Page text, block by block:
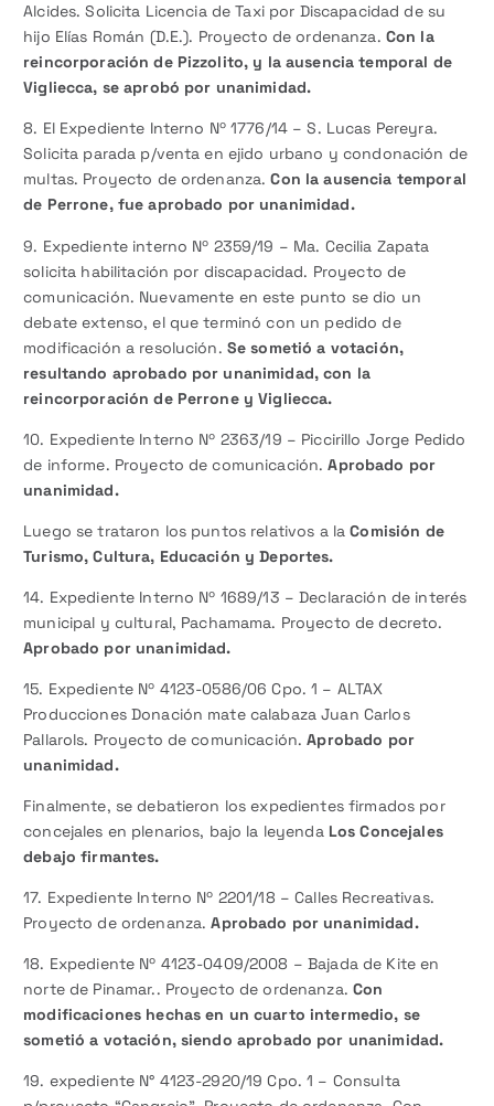
Alcides. Solicita Licencia de Taxi por Discapacidad de su
hijo Elías Román (D.E.). Proyecto de ordenanza. Con la
reincorporación de Pizzolito, y la ausencia temporal de
Vigliecca, se aprobó por unanimidad.
8. El Expediente Interno Nº 1776/14 – S. Lucas Pereyra.
Solicita parada p/venta en ejido urbano y condonación de
multas. Proyecto de ordenanza.Con la ausencia temporal
de Perrone, fue aprobado por unanimidad.
9. Expediente interno Nº 2359/19 – Ma. Cecilia Zapata
solicita habilitación por discapacidad. Proyecto de
comunicación. Nuevamente en este punto se dio un
debate extenso, el que terminó con un pedido de
modificación a resolución. Se sometió a votación,
resultando aprobado por unanimidad, con la
reincorporación de Perrone y Vigliecca.
10. Expediente Interno Nº 2363/19 – Piccirillo Jorge Pedido
de informe. Proyecto de comunicación.Aprobado por
unanimidad.
Luego se trataron los puntos relativos a laComisión de
Turismo, Cultura, Educación y Deportes.
14. Expediente Interno Nº 1689/13 – Declaración de interés
municipal y cultural, Pachamama. Proyecto de decreto.
Aprobado por unanimidad.
15. Expediente Nº 4123-0586/06 Cpo. 1 – ALTAX
Producciones Donación mate calabaza Juan Carlos
Pallarols. Proyecto de comunicación.Aprobado por
unanimidad.
Finalmente, se debatieron los expedientes firmados por
concejales en plenarios, bajo la leyenda Los Concejales
debajo firmantes.
17. Expediente Interno Nº 2201/18 – Calles Recreativas.
Proyecto de ordenanza.Aprobado por unanimidad.
18. Expediente Nº 4123-0409/2008 – Bajada de Kite en
norte de Pinamar.. Proyecto de ordenanza.Con
modificaciones hechas en un cuarto intermedio, se
sometió a votación, siendo aprobado por unanimidad.
19. expediente N° 4123-2920/19 Cpo. 1 – Consulta